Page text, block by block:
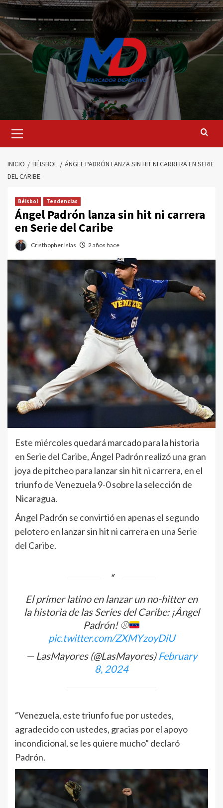
Saltar
al
contenido
principal
INICIO BÉISBOL
ÁNGEL PADRÓN LANZA SIN HIT NI CARRERA EN SERIE
DEL CARIBE
Béisbol Tendencias
Ángel Padrón lanza sin hit ni carrera
en Serie del Caribe
Cristhopher Islas 2 años hace
Este miércoles quedará marcado para la historia
en Serie del Caribe, Ángel Padrón realizó una gran
joya de pitcheo para lanzar sin hit ni carrera, en el
triunfo de Venezuela 9-0 sobre la selección de
Nicaragua.
Ángel Padrón se convirtió en apenas el segundo
pelotero en lanzar sin hit ni carrera en una Serie
del Caribe.
El primer latino en lanzar un no-hitter en
la historia de las Series del Caribe: ¡Ángel
Padrón! ⚾️
pic.twitter.com/ZXMYzoyDiU
— LasMayores (@LasMayores) February
8, 2024
“Venezuela, este triunfo fue por ustedes,
agradecido con ustedes, gracias por el apoyo
incondicional, se les quiere mucho” declaró
Padrón.